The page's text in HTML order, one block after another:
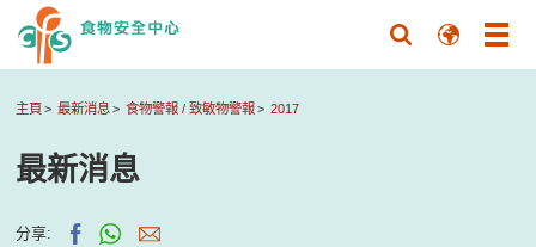
主頁 最新消息 食物警報 / 致敏物警報 2017
最新消息
分享: